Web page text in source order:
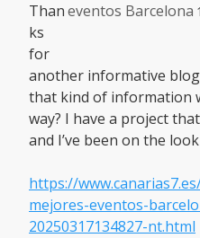
eventos Barcelona
Than
ks
for
another informative
that kind of information
way? I have a project
and I’ve been on the
https://
mejores-eventos-
20250317134827-nt.html